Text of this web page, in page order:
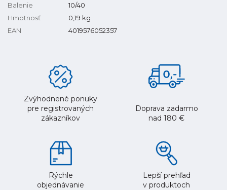
Balenie
10/40
Hmotnosť
0,19 kg
EAN
4019576052357
Zvýhodnené ponuky
pre registrovaných
zákazníkov
Doprava zadarmo
nad 180 €
Rýchle
objednávanie
Lepší prehľad
v produktoch